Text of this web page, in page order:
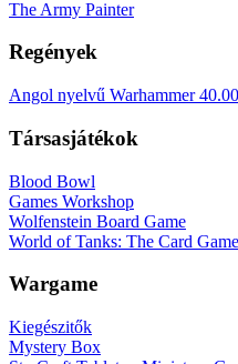
The Army Painter
Regények
Angol nyelvű Warhammer
Társasjátékok
Blood Bowl
Games Workshop
Wolfenstein Board Game
World of Tanks: The Card Game
Wargame
Kiegészitők
Mystery Box